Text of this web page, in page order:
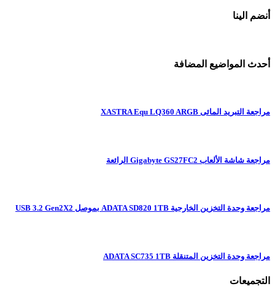
أنضم الينا
أحدث المواضيع المضافة
مراجعة التبريد المائى XASTRA Equ LQ360 ARGB
مراجعة شاشة الألعاب Gigabyte GS27FC2 الرائعة
مراجعة وحدة التخزين الخارجية ADATA SD820 1TB بموصل USB 3.2 Gen2X2
مراجعة وحدة التخزين المتنقلة ADATA SC735 1TB
التجميعات